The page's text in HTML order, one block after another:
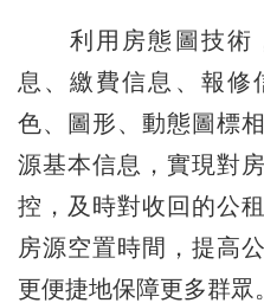
利用房態圖技術
息、繳費信息、報修
色、圖形、動態圖標
源基本信息，實現對
控，及時對收回的公
房源空置時間，提高
更便捷地保障更多群眾。